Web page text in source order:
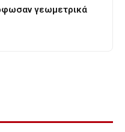
γεωμετρικά